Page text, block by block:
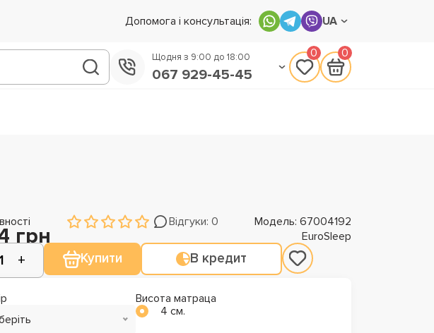
Допомога і консультація: UA
Щодня з 9:00 до 18:00
067 929-45-45
0 0
Відгуки: 0 Модель: 67004192
грн EuroSleep
Купити В кредит
Висота матраца
4 см.